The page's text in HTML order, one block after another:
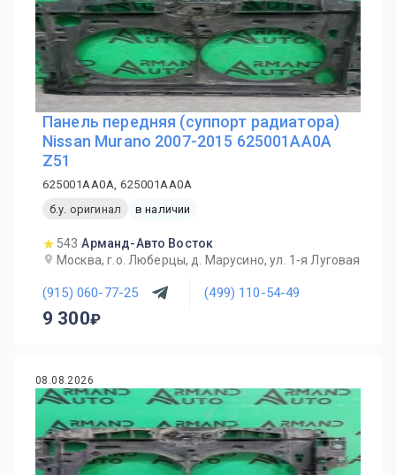
Панель передняя (суппорт радиатора)
Nissan Murano 2007-2015 625001AA0A
Z51
625001AA0A, 625001AA0A
б.у. оригинал
в наличии
543 Арманд-Авто Восток
Москва, г.о. Люберцы, д. Марусино, ул. 1-я Луговая
(915) 060-77-25 (499) 110-54-49
9 300
08.08.2026